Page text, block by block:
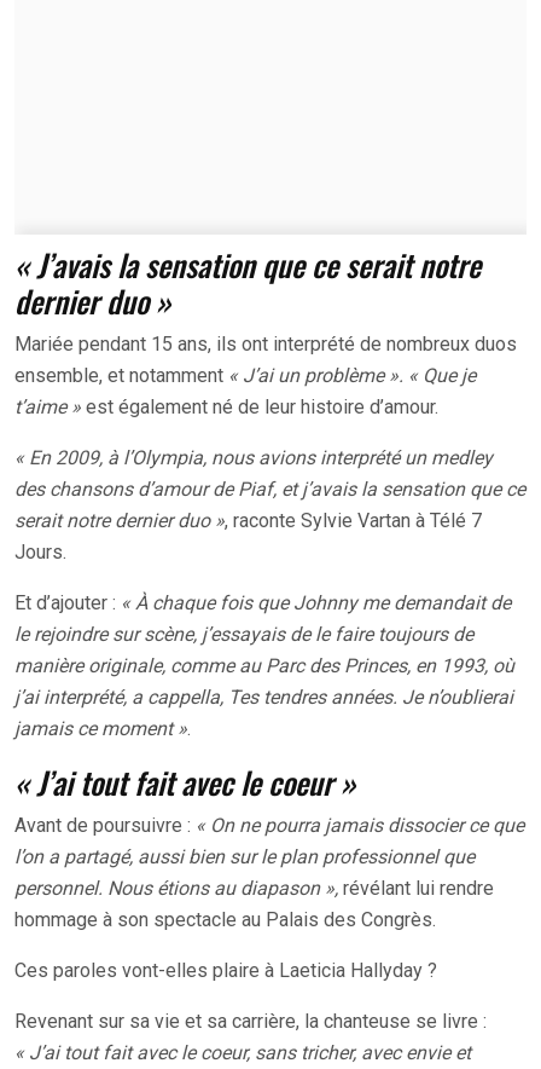
« J’avais la sensation que ce serait notre
dernier duo »
Mariée pendant 15 ans, ils ont interprété de nombreux duos
ensemble, et notamment « J’ai un problème ». « Que je
t’aime » est également né de leur histoire d’amour.
« En 2009, à l’Olympia, nous avions interprété un medley
des chansons d’amour de Piaf, et j’avais la sensation que ce
serait notre dernier duo », raconte Sylvie Vartan à Télé 7
Jours.
Et d’ajouter : « À chaque fois que Johnny me demandait de
le rejoindre sur scène, j’essayais de le faire toujours de
manière originale, comme au Parc des Princes, en 1993, où
j’ai interprété, a cappella, Tes tendres années. Je n’oublierai
jamais ce moment ».
« J’ai tout fait avec le coeur »
Avant de poursuivre : « On ne pourra jamais dissocier ce que
l’on a partagé, aussi bien sur le plan professionnel que
personnel. Nous étions au diapason », révélant lui rendre
hommage à son spectacle au Palais des Congrès.
Ces paroles vont-elles plaire à Laeticia Hallyday ?
Revenant sur sa vie et sa carrière, la chanteuse se livre :
« J’ai tout fait avec le coeur, sans tricher, avec envie et